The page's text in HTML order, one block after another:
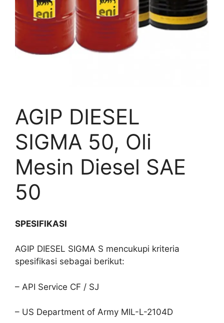
AGIP DIESEL
SIGMA 50, Oli
Mesin Diesel SAE
50
SPESIFIKASI
AGIP DIESEL SIGMA S mencukupi kriteria
spesifikasi sebagai berikut:
– API Service CF / SJ
– US Department of Army MIL-L-2104D